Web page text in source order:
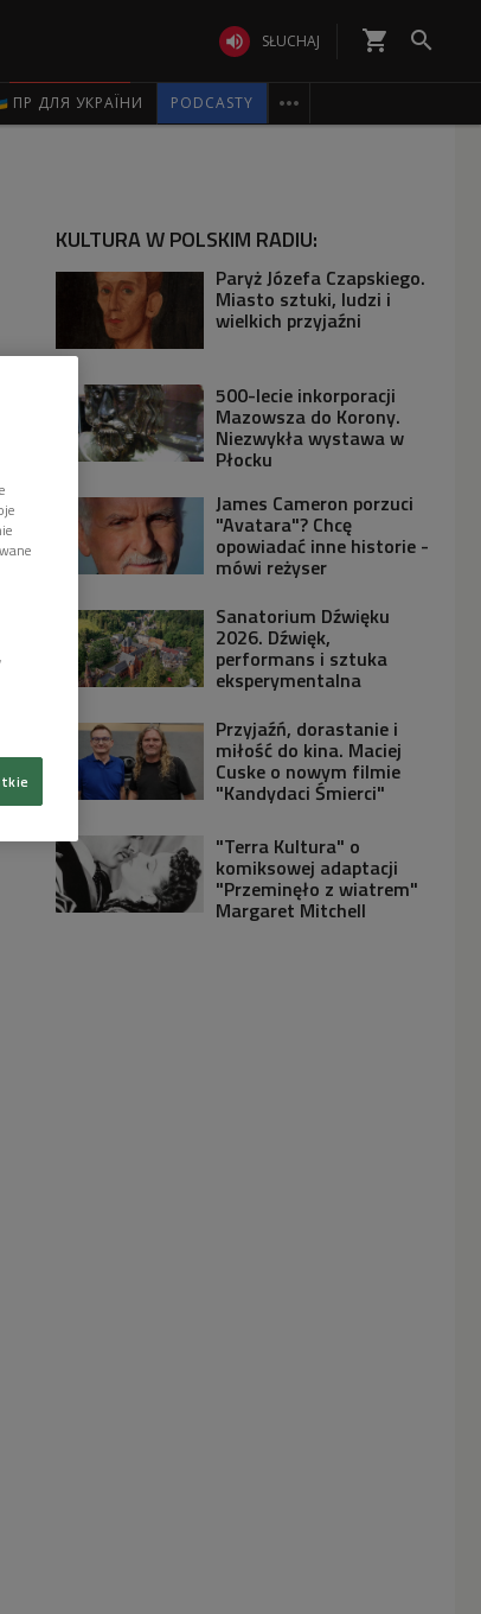
 SŁUCHAJ shopping_cart 
ПР ДЛЯ УКРАЇНИ PODCASTY 
KULTURA W POLSKIM RADIU:
Paryż Józefa Czapskiego.
Miasto sztuki, ludzi i
wielkich przyjaźni
500-lecie inkorporacji
Mazowsza do Korony.
Niezwykła wystawa w
Płocku
James Cameron porzuci
"Avatara"? Chcę
opowiadać inne historie -
mówi reżyser
Sanatorium Dźwięku
2026. Dźwięk,
performans i sztuka
eksperymentalna
Przyjaźń, dorastanie i
miłość do kina. Maciej
Cuske o nowym filmie
"Kandydaci Śmierci"
"Terra Kultura" o
komiksowej adaptacji
"Przeminęło z wiatrem"
Margaret Mitchell